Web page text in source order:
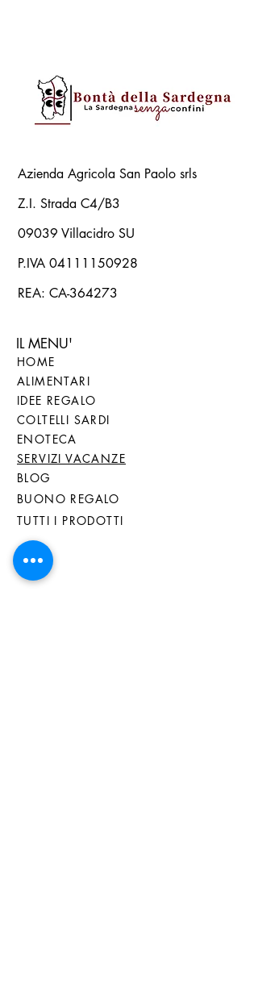
Azienda Agricola San Paolo srls
Z.I. Strada C4/B3
09039 Villacidro SU
P.IVA 04111150928
REA: CA-364273
IL MENU'
HOME
ALIMENTARI
IDEE REGALO
COLTELLI SARDI
ENOTECA
SERVIZI VACANZE
BLOG
BUONO REGALO
TUTTI I PRODOTTI